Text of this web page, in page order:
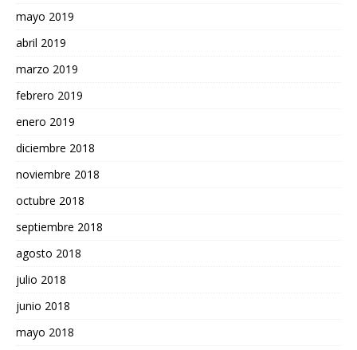
mayo 2019
abril 2019
marzo 2019
febrero 2019
enero 2019
diciembre 2018
noviembre 2018
octubre 2018
septiembre 2018
agosto 2018
julio 2018
junio 2018
mayo 2018